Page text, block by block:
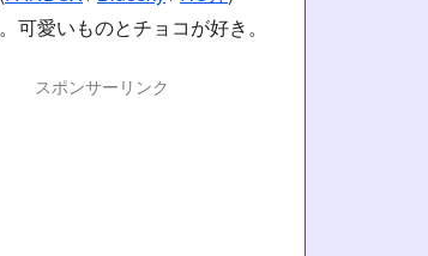
可愛いものとチョコが好き。
スポンサーリンク